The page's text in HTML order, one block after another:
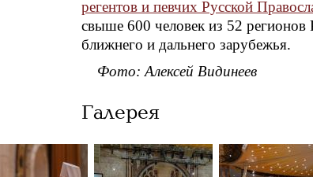
регентов и певчих Русской
свыше 600 человек из 52 регионов
ближнего и дальнего зарубежья.
Фото: Алексей Видинеев
Галерея